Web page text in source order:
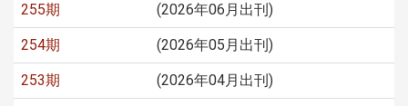
255期 (2026年06月出刊)
254期 (2026年05月出刊)
253期 (2026年04月出刊)